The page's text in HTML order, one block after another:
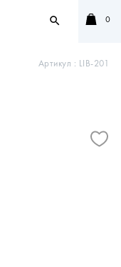
search 0
Артикул : LIB-201